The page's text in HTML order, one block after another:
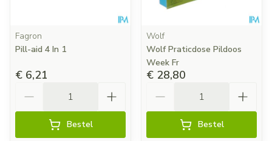
Fagron
Pill-aid 4 In 1
€ 6,21
Bestel
Wolf
Wolf Praticdose Pildoos
Week Fr
€ 28,80
Bestel